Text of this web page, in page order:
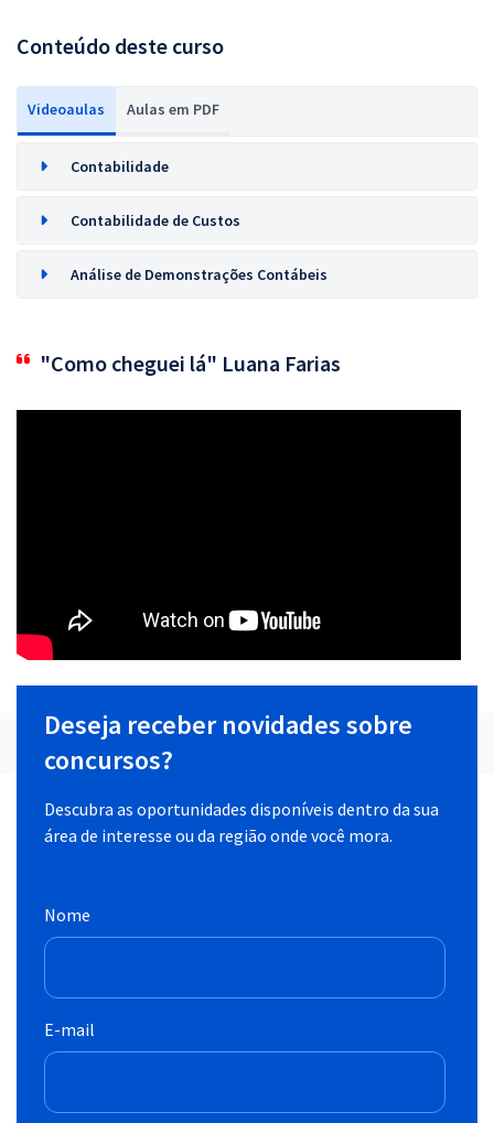
Conteúdo deste curso
Videoaulas Aulas em PDF
Contabilidade
Contabilidade de Custos
Análise de Demonstrações Contábeis
"Como cheguei lá" Luana Farias
Deseja receber novidades sobre
concursos?
Descubra as oportunidades disponíveis dentro da sua
área de interesse ou da região onde você mora.
Nome
E-mail